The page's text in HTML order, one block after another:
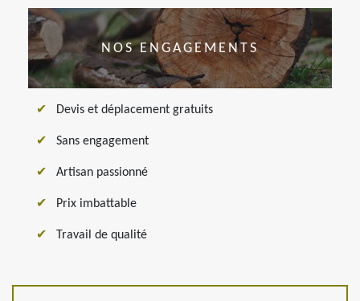
NOS ENGAGEMENTS
Devis et déplacement gratuits
Sans engagement
Artisan passionné
Prix imbattable
Travail de qualité